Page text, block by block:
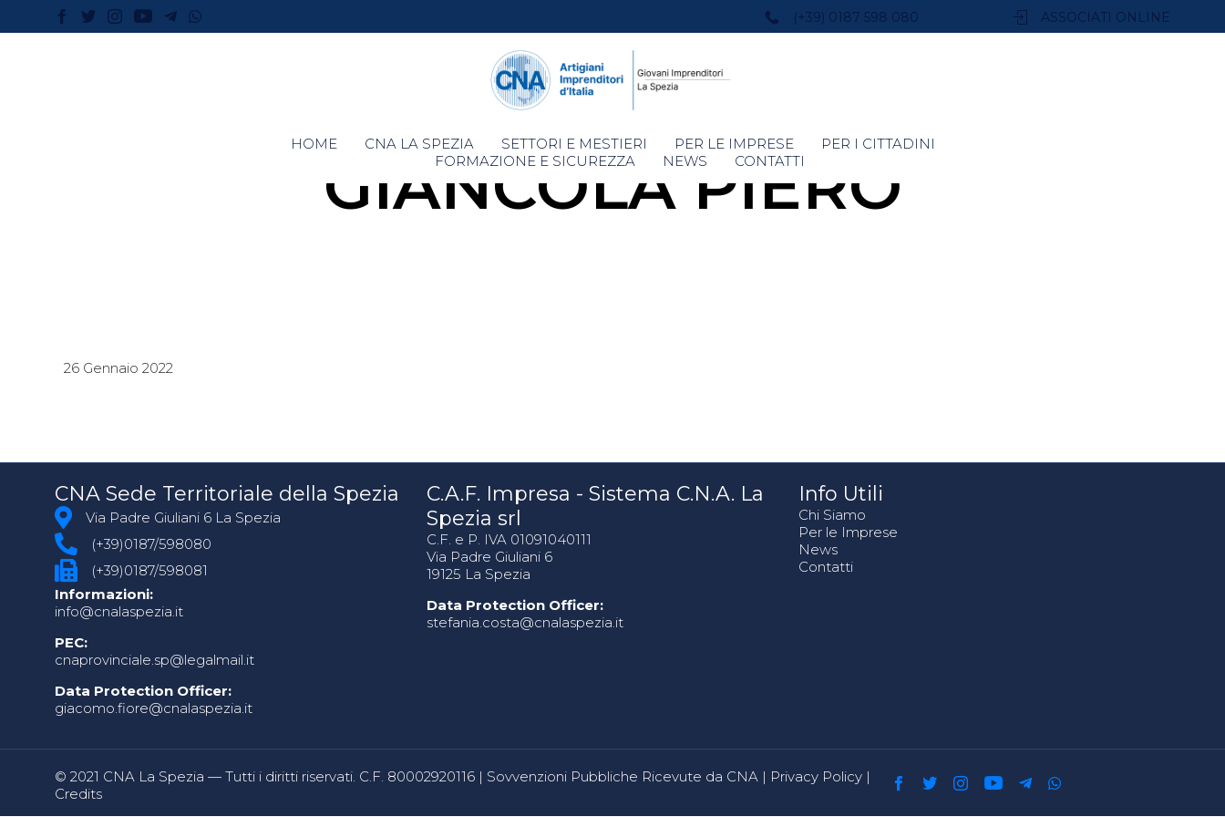
(+39) 0187 598 080 ASSOCIATI ONLINE
Skip
to
HOME CNA LA SPEZIA SETTORI E MESTIERI PER LE IMPRESE
PER I CITTADINI
FORMAZIONE E SICUREZZA
NEWS CONTATTI
GIANCOLA PIERO
26 Gennaio 2022
CNA Sede Territoriale della Spezia
Via Padre Giuliani 6 La Spezia
(+39)0187/598080
(+39)0187/598081
Informazioni:
info@cnalaspezia.it
PEC:
cnaprovinciale.sp@legalmail.it
Data Protection Officer:
giacomo.fiore@cnalaspezia.it
C.A.F. Impresa - Sistema C.N.A. La
Spezia srl
C.F. e P. IVA 01091040111
Via Padre Giuliani 6
19125 La Spezia
Data Protection Officer:
stefania.costa@cnalaspezia.it
Info Utili
Chi Siamo
Per le Imprese
News
Contatti
© 2021 CNA La Spezia — Tutti i diritti riservati. C.F. 80002920116 | Sovvenzioni Pubbliche Ricevute da CNA | Privacy Policy |
Credits